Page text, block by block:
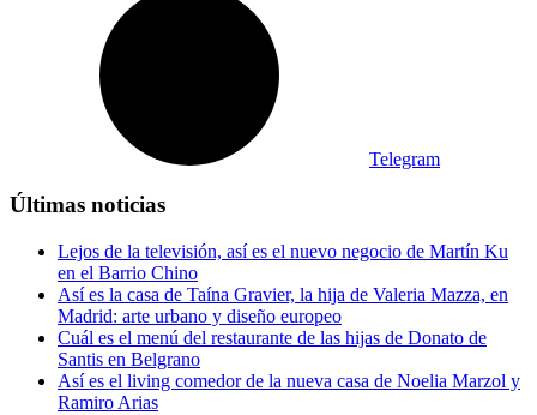
Telegram
Últimas noticias
Lejos de la televisión, así es el nuevo negocio de Martín Ku
en el Barrio Chino
Así es la casa de Taína Gravier, la hija de Valeria Mazza, en
Madrid: arte urbano y diseño europeo
Cuál es el menú del restaurante de las hijas de Donato de
Santis en Belgrano
Así es el living comedor de la nueva casa de Noelia Marzol y
Ramiro Arias